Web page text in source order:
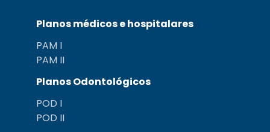
Planos médicos e hospitalares
PAM I
PAM II
Planos Odontológicos
POD I
POD II